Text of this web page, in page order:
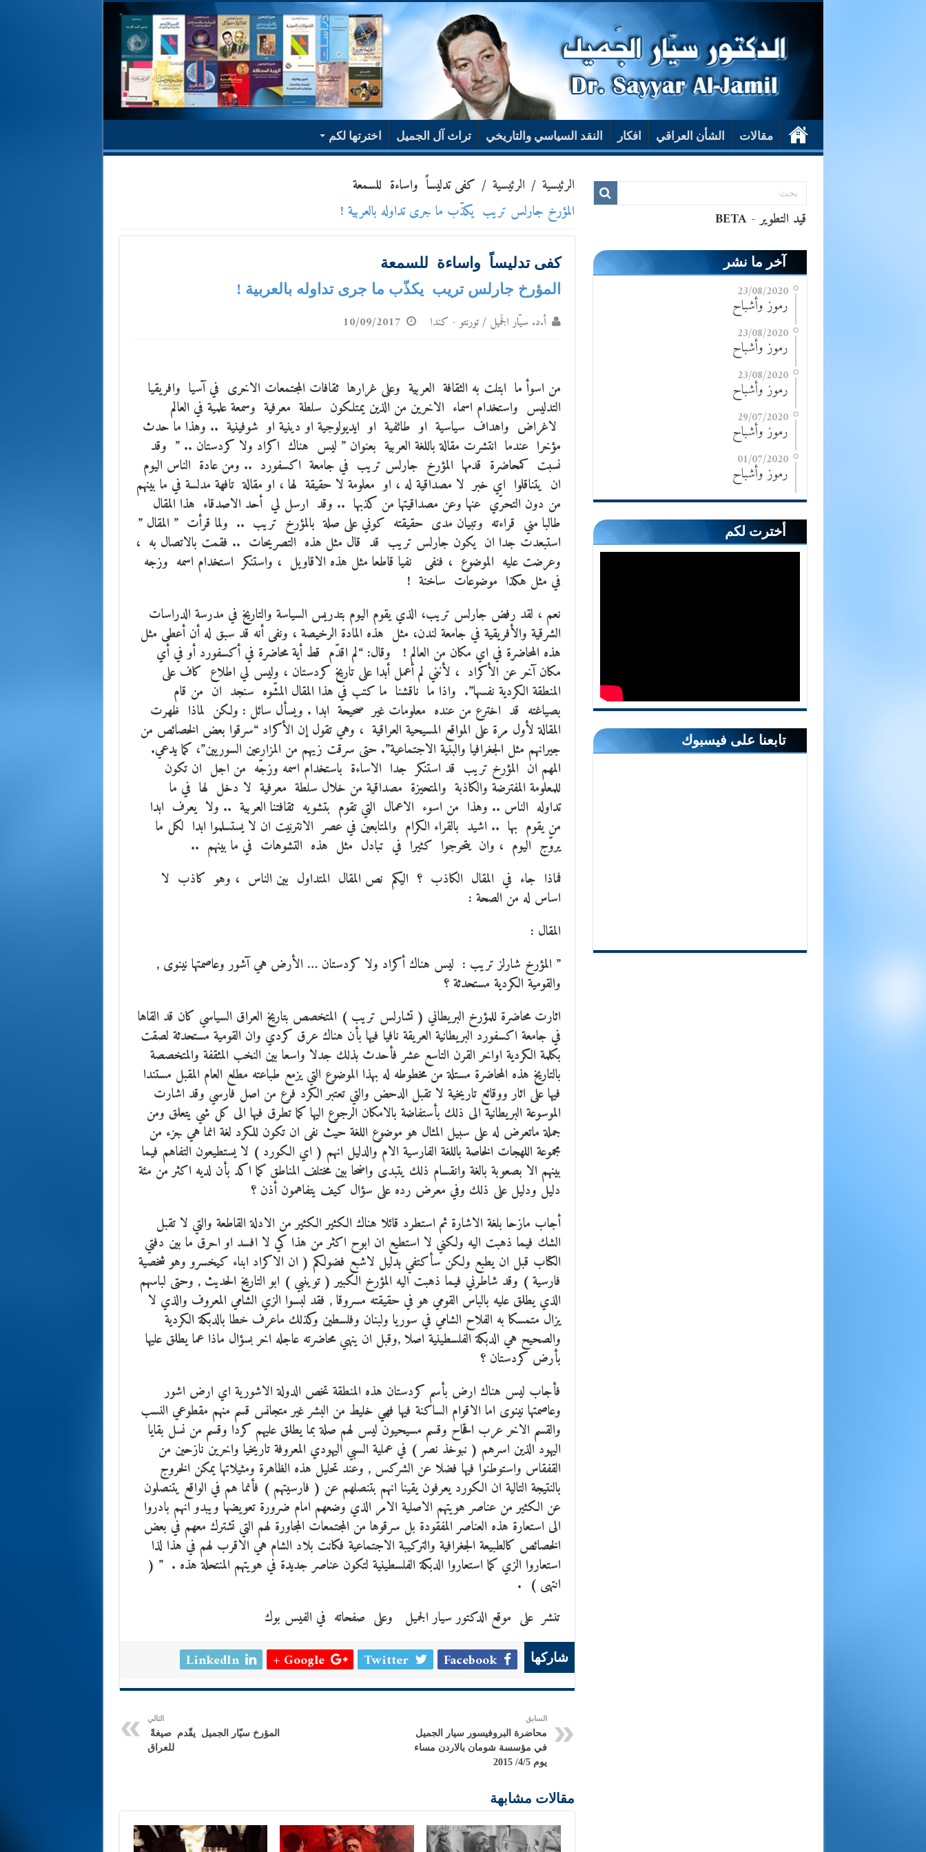
مقالات الشأن العراقي افكار النقد السياسي والتاريخي تراث آل الجميل اخترتها لكم
الرئيسية / الرئيسية / كفى تدليساً واساءة للسمعة
المؤرخ جارلس تريب يكذّب ما جرى تداوله بالعربية !
كفى تدليساً واساءة للسمعة
المؤرخ جارلس تريب يكذّب ما جرى تداوله بالعربية !
أ.د. سيّار الجَميل / تورنتو - كندا 10/09/2017
من اسوأ ما ابتلت به الثقافة العربية وعلى غرارها ثقافات المجتمعات الاخرى في آسيا وافريقيا
التدليس واستخدام اسماء الاخرين من الذين يمتلكون سلطة معرفية وسمعة علمية في العالم
لاغراض واهداف سياسية او طائفية او ايديولوجية او دينية او شوفينية .. وهذا ما حدث
مؤخرا عندما انتشرت مقالة باللغة العربية بعنوان ” ليس هناك اكراد ولا كردستان .. ” وقد
نسبت كمحاضرة قدمها المؤرخ جارلس تريب في جامعة اكسفورد .. ومن عادة الناس اليوم
ان يتناقلوا اي خبر لا مصداقية له ، او معلومة لا حقيقة لها ، او مقالة تافهة مدلسة في ما بينهم
من دون التحرّي عنها وعن مصداقيتها من كذبها .. وقد ارسل لي أحد الاصدقاء هذا المقال
طالبا مني قراءته وتبيان مدى حقيقته كوني على صلة بالمؤرخ تريب .. ولما قرأت ” المقال ”
استبعدت جدا ان يكون جارلس تريب قد قال مثل هذه التصريحات .. فقمت بالاتصال به ،
وعرضت عليه الموضوع ، فنفى نفيا قاطعا مثل هذه الاقاويل ، واستنكر استخدام اسمه وزجه
في مثل هكذا موضوعات ساخنة !
نعم ، لقد رفض جارلس تريب، الذي يقوم اليوم بتدريس السياسة والتاريخ في مدرسة الدراسات
الشرقية والأفريقية في جامعة لندن، مثل هذه المادة الرخيصة ، ونفى أنه قد سبق له أن أعطى مثل
هذه المحاضرة في اي مكان من العالم ! وقال: “لم اقدّم قط أية محاضرة في أكسفورد أو في أي
مكان آخر عن الأكراد ، لأنني لم أعمل أبدا على تاريخ كردستان ، وليس لي اطلاع كاف على
المنطقة الكردية نفسها”. واذا ما ناقشنا ما كتب في هذا المقال المشّوه سنجد ان من قام
بصياغته قد اخترع من عنده معلومات غير صحيحة ابدا . ويسأل سائل : ولكن لماذا ظهرت
المقالة لأول مرة على المواقع المسيحية العراقية ، وهي تقول إن الأكراد “سرقوا بعض الخصائص من
جيرانهم مثل الجغرافيا والبنية الاجتماعية”. حتى سرقت زيهم من المزارعين السوريين”، كما يدعي.
المهم ان المؤرخ تريب قد استنكر جدا الاساءة باستخدام اسمه وزجّه من اجل ان تكون
للمعلومة المفترضة والكاذبة والمتحيزة مصداقية من خلال سلطة معرفية لا دخل لها في ما
تداوله الناس .. وهذا من اسوء الاعمال التي تقوم بتشويه ثقافتنا العربية .. ولا يعرف ابدا
من يقوم بها .. اشيد بالقراء الكرام والمتابعين في عصر الانترنيت ان لا يستسلموا ابدا لكل ما
يروّج اليوم ، وان يتحرجوا كثيرا في تبادل مثل هذه التشوهات في ما بينهم ..
فماذا جاء في المقال الكاذب ؟ اليكم نص المقال المتداول بين الناس ، وهو كاذب لا
اساس له من الصحة :
المقال :
” المؤرخ شارلز تريب : ليس هناك أكراد ولا كردستان … الأرض هي آشور وعاصمتها نينوى ,
والقومية الكردية مستحدثة ؟
اثارت محاضرة للمؤرخ البريطاني ( تشارلس تريب ) المتخصص بتاريخ العراق السياسي كان قد القاها
في جامعة اكسفورد البريطانية العريقة نافيا فيها بأن هناك عرق كردي وان القومية مستحدثة لصقت
بكلمة الكردية اواخر القرن التاسع عشر فأحدث بذلك جدلا واسعا بين النخب المثقفة والمتخصصة
بالتاريخ هذه المحاضرة مستلة من مخطوطه له بهذا الموضوع التي يزمع طباعته مطلع العام المقبل مستندا
فيها على اثار ووقائع تاريخية لا تقبل الدحض والتي تعتبر الكرد فرع من اصل فارسي وقد اشارت
الموسوعة البريطانية الى ذلك بأستفاضة بالامكان الرجوع اليها كما تطرق فيها الى كل شي يتعلق ومن
جملة ماتعرض له على سبيل المثال هو موضوع اللغة حيث نفى ان تكون للكرد لغة انما هي جزء من
مجموعة اللهجات الخاصة باللغة الفارسية الام والدليل انهم ( اي الكورد ) لا يستطيعون التفاهم فيما
بينهم الا بصعوبة بالغة وانقسام ذلك يتبدى واضحا بين مختلف المناطق كما اكد بأن لديه اكثر من مئة
دليل ودليل على ذلك وفي معرض رده على سؤال كيف يتفاهمون أذن ؟
أجاب مازحا بلغة الاشارة ثم استطرد قائلا هناك الكثير الكثير من الادلة القاطعة والتي لا تقبل
الشك فيما ذهبت اليه ولكني لا استطيع ان ابوح اكثر من هذا كي لا افسد او احرق ما بين دفتي
الكتاب قبل ان يطبع ولكن سأكتفي بدليل لاشبع فضولكم ( ان الاكراد ابناء كيخسرو وهو شخصية
فارسية ) وقد شاطرني فيما ذهبت اليه المؤرخ الكبير ( توينبي ) ابو التاريخ الحديث , وحتى لباسهم
الذي يطلق عليه بالباس القومي هو في حقيقته مسروقا , فقد لبسوا الزي الشامي المعروف والذي لا
يزال متمسكا به الفلاح الشامي في سوريا ولبنان وفلسطين وكذلك ماعرف خطا بالدبكة الكردية
والصحيح هي الدبكة الفلسطينية اصلا ,وقبل ان ينهي محاضرته عاجله اخر بسؤال ماذا عما يطلق عليها
بأرض كردستان ؟
فأجاب ليس هناك ارض بأسم كردستان هذه المنطقة تخص الدولة الاشورية اي ارض اشور
وعاصمتها نينوى اما الاقوام الساكنة فيها فهي خليط من البشر غير متجانس قسم منهم مقطوعي النسب
والقسم الاخر عرب اقحاح وقسم مسيحيون ليس لهم صلة بما يطلق عليهم كردا وقسم من نسل بقايا
اليهود الذين اسرهم ( نبوخذ نصر ) في عملية السبي اليهودي المعروفة تاريخيا واخرين نازحين من
القفقاس واستوطنوا فيها فضلا عن الشركس , وعند تحليل هذه الظاهرة ومثيلاتها يمكن الخروج
بالنتيجة التالية ان الكورد يعرفون يقينا انهم بتنصلهم عن ( فارسيتهم ) فأنما هم في الواقع يتنصلون
عن الكثير من عناصر هويتهم الاصلية الامر الذي وضعهم امام ضرورة تعويضها ويبدو انهم بادروا
الى استعارة هذه العناصر المفقودة بل سرقوها من المجتمعات المجاورة لهم التي تشترك معهم في بعض
الخصائص كالطبيعة الجغرافية والتركيبة الاجتماعية فكانت بلاد الشام هي الاقرب لهم في هذا لذا
استعاروا الزي كما استعاروا الدبكة الفلسطينية لتكون عناصر جديدة في هويتهم المنتحلة هذه . ” (
انتهى ) .
تنشر على موقع الدكتور سيار الجميل وعلى صفحاته في الفيس بوك
شاركها Facebook
Twitter
Google +
LinkedIn
السابق
محاضرة البروفيسور سيار الجميل
في مؤسسة شومان بالاردن مساء
يوم 4/5/ 2015
التالي
المؤرخ سيّار الجميل يقّدم صيغةً
للعراق
مقالات مشابهة
آخر ما نشر
23/08/2020
رموز وأشباح
23/08/2020
رموز وأشباح
23/08/2020
رموز وأشباح
29/07/2020
رموز وأشباح
01/07/2020
رموز وأشباح
أخترت لكم
تابعنا على فيسبوك